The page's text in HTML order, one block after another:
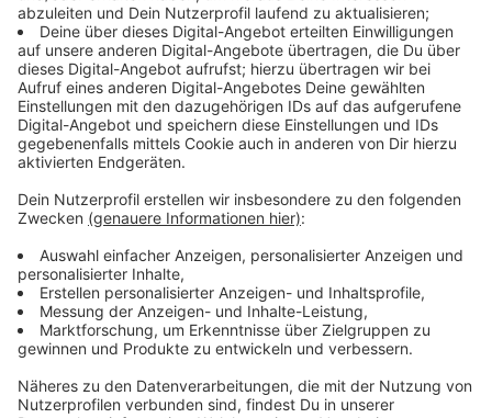
Personen. Derzeit müssen fünf Personen aus Siegen-
Wittgenstein stationär in einem Krankenhaus
behandelt werden. Die aktuelle7-Tages-Inzidenzfür
denKreis Siegen-Wittgensteinliegt laut RKI
bei22,7(Stand: 06.08.21/00:00). DerKreis Siegen-
Wittgenstein und dasLand Nordrhein-
Westfalenbefinden sich in der
Anzeige
Impfbericht
Anzeige
In Siegen-Wittgenstein wurden laut KVWL